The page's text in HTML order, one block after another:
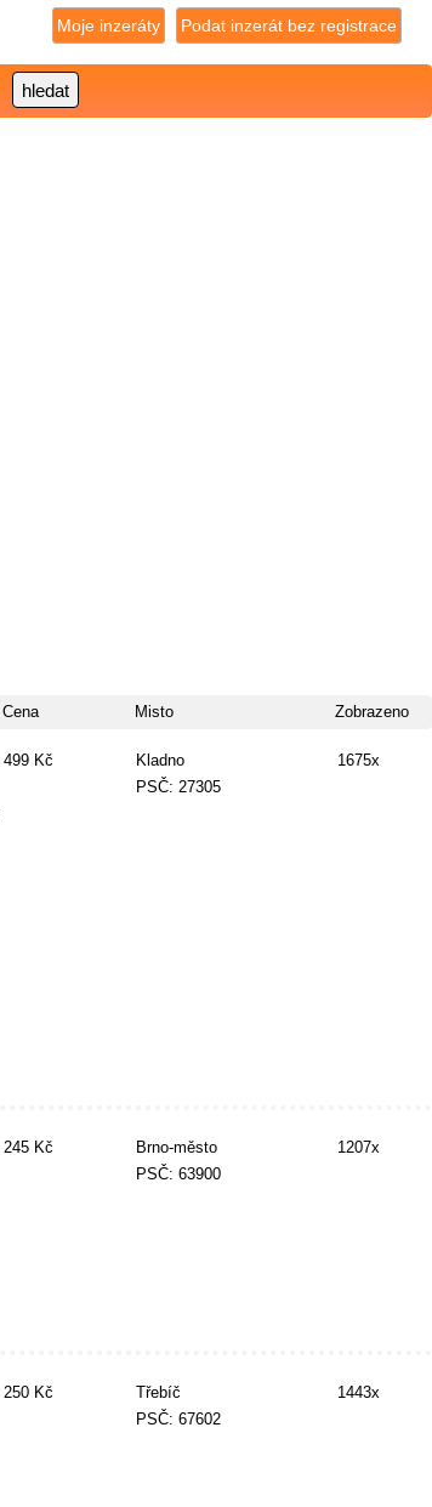
Podat inzerát bez registrace
Moje inzeráty
Cena Misto Zobrazeno
499 Kč
Kladno
PSČ: 27305
1675x
245 Kč
Brno-město
PSČ: 63900
1207x
250 Kč
Třebíč
PSČ: 67602
1443x